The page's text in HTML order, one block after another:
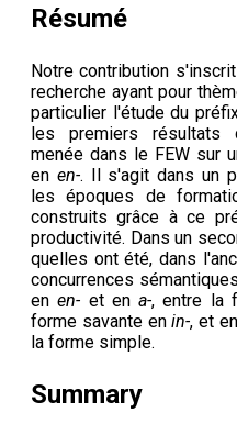
Résumé
Notre contribution
recherche ayant pour
particulier l'étude du
les premiers résultats
menée dans le FEW sur
en en-. Il s'agit dans un
les époques de
construits grâce à ce
productivité. Dans un
quelles ont été, dans
concurrences
enen- et en a-, entre la
forme savante enin-, et
la forme simple.
Summary